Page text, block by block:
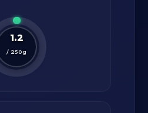
1.2
/ 250g